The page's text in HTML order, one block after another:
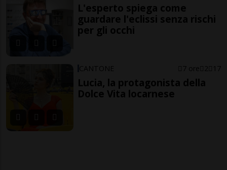
L'esperto spiega come
guardare l'eclissi senza rischi
per gli occhi
CANTONE 7 ore 2 17
Lucia, la protagonista della
Dolce Vita locarnese